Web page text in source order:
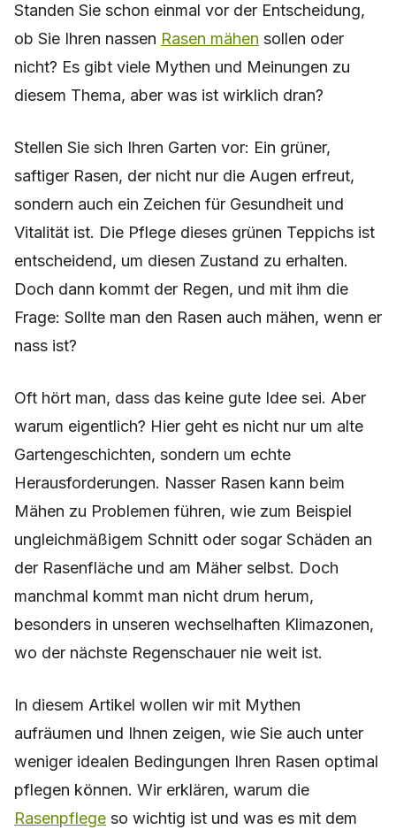
Standen Sie schon einmal vor der Entscheidung,
ob Sie Ihren nassen Rasen mähen sollen oder
nicht? Es gibt viele Mythen und Meinungen zu
diesem Thema, aber was ist wirklich dran?
Stellen Sie sich Ihren Garten vor: Ein grüner,
saftiger Rasen, der nicht nur die Augen erfreut,
sondern auch ein Zeichen für Gesundheit und
Vitalität ist. Die Pflege dieses grünen Teppichs ist
entscheidend, um diesen Zustand zu erhalten.
Doch dann kommt der Regen, und mit ihm die
Frage: Sollte man den Rasen auch mähen, wenn er
nass ist?
Oft hört man, dass das keine gute Idee sei. Aber
warum eigentlich? Hier geht es nicht nur um alte
Gartengeschichten, sondern um echte
Herausforderungen. Nasser Rasen kann beim
Mähen zu Problemen führen, wie zum Beispiel
ungleichmäßigem Schnitt oder sogar Schäden an
der Rasenfläche und am Mäher selbst. Doch
manchmal kommt man nicht drum herum,
besonders in unseren wechselhaften Klimazonen,
wo der nächste Regenschauer nie weit ist.
In diesem Artikel wollen wir mit Mythen
aufräumen und Ihnen zeigen, wie Sie auch unter
weniger idealen Bedingungen Ihren Rasen optimal
pflegen können. Wir erklären, warum die
Rasenpflege so wichtig ist und was es mit dem